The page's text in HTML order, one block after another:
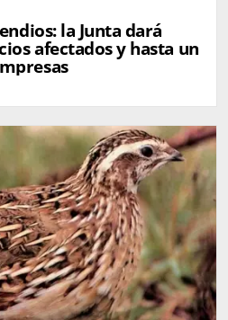
la Junta dará
afectados y hasta un